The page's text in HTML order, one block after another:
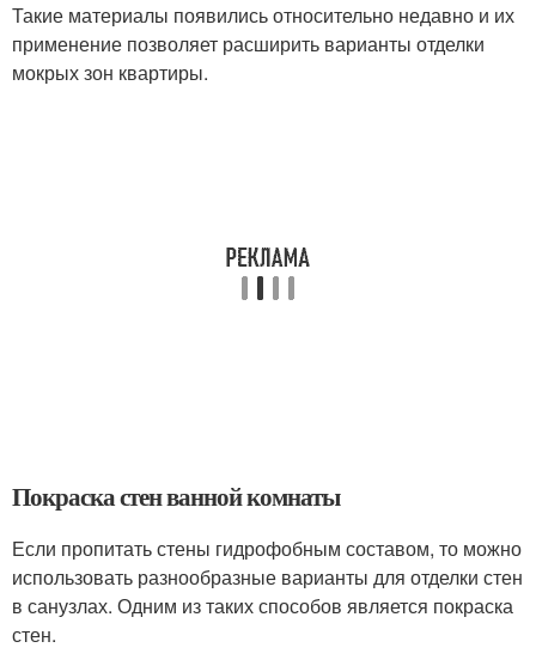
Такие материалы появились относительно недавно и их
применение позволяет расширить варианты отделки
мокрых зон квартиры.
Покраска стен ванной комнаты
Если пропитать стены гидрофобным составом, то можно
использовать разнообразные варианты для отделки стен
в санузлах. Одним из таких способов является покраска
стен.